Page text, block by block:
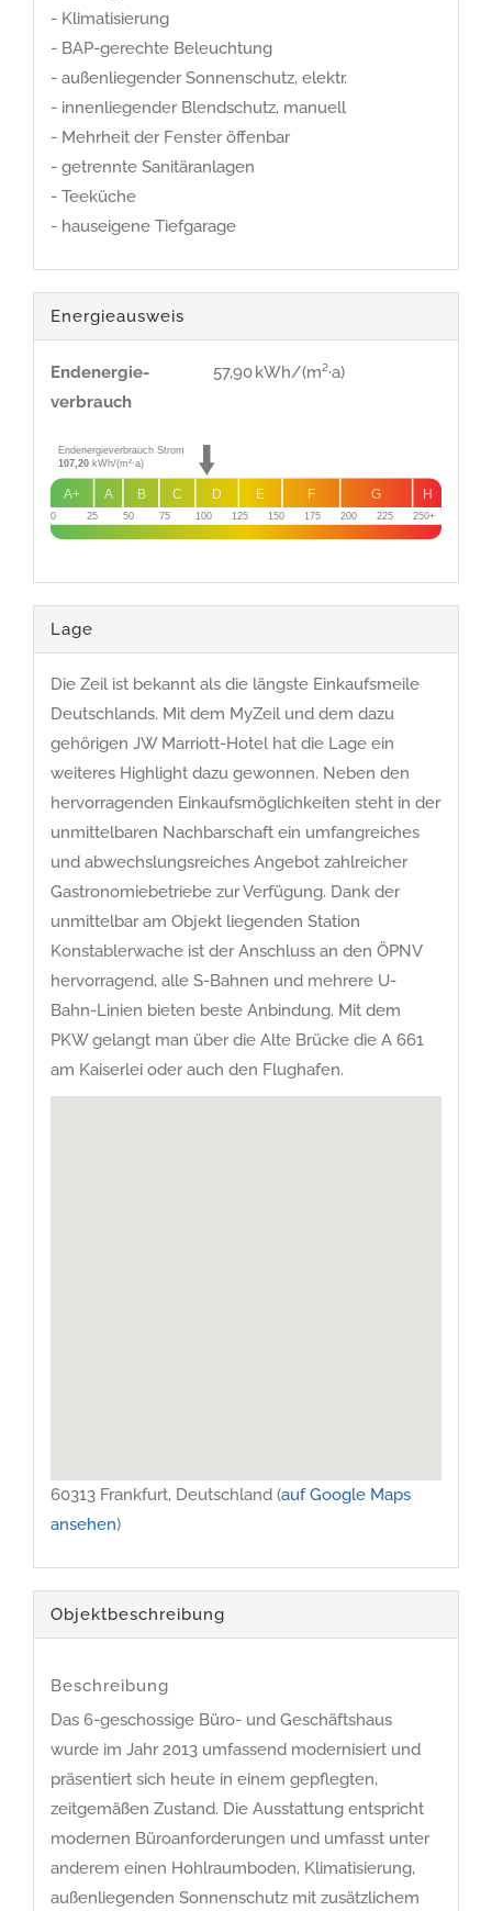
- Klimatisierung
- BAP-gerechte Beleuchtung
- außenliegender Sonnenschutz, elektr.
- innenliegender Blendschutz, manuell
- Mehrheit der Fenster öffenbar
- getrennte Sanitäranlagen
- Teeküche
- hauseigene Tiefgarage
Energieausweis
Endenergie­
verbrauch
57,90 kWh/(m²·a)
0 25 50 75 100 125 150 175 200 225 250+
H
G
F
E
D
C
B
A
A+
Endenergieverbrauch Strom
107,20kWh/(m²·a)
Lage
Die Zeil ist bekannt als die längste Einkaufsmeile
Deutschlands. Mit dem MyZeil und dem dazu
gehörigen JW Marriott-Hotel hat die Lage ein
weiteres Highlight dazu gewonnen. Neben den
hervorragenden Einkaufsmöglichkeiten steht in der
unmittelbaren Nachbarschaft ein umfangreiches
und abwechslungsreiches Angebot zahlreicher
Gastronomiebetriebe zur Verfügung. Dank der
unmittelbar am Objekt liegenden Station
Konstablerwache ist der Anschluss an den ÖPNV
hervorragend, alle S-Bahnen und mehrere U-
Bahn-Linien bieten beste Anbindung. Mit dem
PKW gelangt man über die Alte Brücke die A 661
am Kaiserlei oder auch den Flughafen.
60313 Frankfurt, Deutschland (auf Google Maps
ansehen)
Objekt­beschreibung
Beschreibung
Das 6-geschossige Büro- und Geschäftshaus
wurde im Jahr 2013 umfassend modernisiert und
präsentiert sich heute in einem gepflegten,
zeitgemäßen Zustand. Die Ausstattung entspricht
modernen Büroanforderungen und umfasst unter
anderem einen Hohlraumboden, Klimatisierung,
außenliegenden Sonnenschutz mit zusätzlichem